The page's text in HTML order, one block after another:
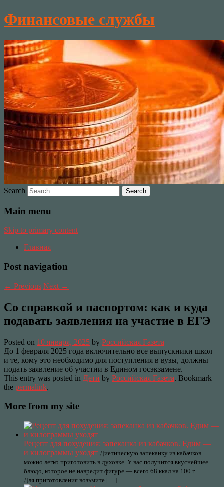
Финансовые службы
Search
Main menu
Skip to primary content
Главная
Post navigation
← Previous Next →
Cо справкой и паспортом: как и куда
подавать заявления на участие в ЕГЭ
Posted on 10 января, 2025 by Российская Газета
До 1 февраля 2025 года включительно все выпускники школ
и те, кому это необходимо для поступления в вузы, должны
подать заявление об участии в Едином госэкзамене.
This entry was posted in Дети by Российская Газета. Bookmark
the permalink.
More from my site
Рецепт для похудения: запеканка из кабачков. Едим —
и килограммы уходят Диетическую запеканку из кабачков
можно легко приготовить в духовке. У вас получится вкуснейшее
блюдо, которое не навредит фигуре — всего 68 ккал на 100 г.
Для приготовления возьмите […]